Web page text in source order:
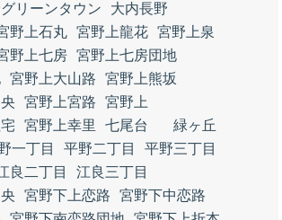
リーンタウン
大内長野
野上石丸 宮野上龍花 宮野上泉
野上七房 宮野上七房団地
宮野上大山路
宮野上熊坂
宮野上宮路
宮野上
宮野上幸里 七尾台
緑ヶ丘
一丁目 平野二丁目
平野三丁目
良二丁目
江良三丁目
宮野下上恋路
宮野下中恋路